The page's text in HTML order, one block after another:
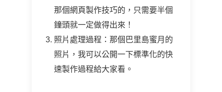
那個網頁製作技巧的，只需要半個
鐘頭就一定做得出來！
照片處理過程：那個巴里島蜜月的
照片，我可以公開一下標準化的快
速製作過程給大家看。